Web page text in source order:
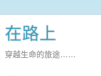
在路上
穿越生命的旅途……